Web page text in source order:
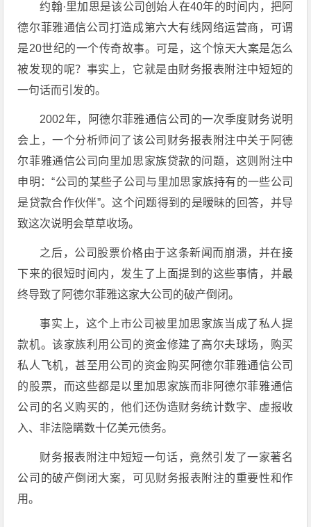
约翰·里加思是该公司创始人在40年的时间内，把阿
德尔菲雅通信公司打造成第六大有线网络运营商，可谓
是20世纪的一个传奇故事。可是，这个惊天大案是怎么
被发现的呢？事实上，它就是由财务报表附注中短短的
一句话而引发的。
2002年，阿德尔菲雅通信公司的一次季度财务说明
会上，一个分析师问了该公司财务报表附注中关于阿德
尔菲雅通信公司向里加思家族贷款的问题，这则附注中
申明：“公司的某些子公司与里加思家族持有的一些公司
是贷款合作伙伴”。这个问题得到的是暧昧的回答，并导
致这次说明会草草收场。
之后，公司股票价格由于这条新闻而崩溃，并在接
下来的很短时间内，发生了上面提到的这些事情，并最
终导致了阿德尔菲雅这家大公司的破产倒闭。
事实上，这个上市公司被里加思家族当成了私人提
款机。该家族利用公司的资金修建了高尔夫球场，购买
私人飞机，甚至用公司的资金购买阿德尔菲雅通信公司
的股票，而这些都是以里加思家族而非阿德尔菲雅通信
公司的名义购买的，他们还伪造财务统计数字、虚报收
入、非法隐瞒数十亿美元债务。
财务报表附注中短短一句话，竟然引发了一家著名
公司的破产倒闭大案，可见财务报表附注的重要性和作
用。